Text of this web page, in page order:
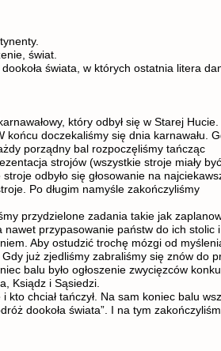
świat.
świata, w których ostatnia litera
który odbył się w Starej Hucie.
doczekaliśmy się dnia karnawału.
porządny bal rozpoczęliśmy tańcząc
strojów (wszystkie stroje miały
odbyło się głosowanie na
Po długim namyśle zakończyliśmy
przydzielone zadania takie jak
nawet przypasowanie państw do ich stolic i
Aby ostudzić trochę mózgi od
już zjedliśmy zabraliśmy się znów do
balu było ogłoszenie zwycięzców
Ksiądz i Sąsiedzi.
chciał tańczył. Na sam koniec balu
dookoła świata”. I na tym